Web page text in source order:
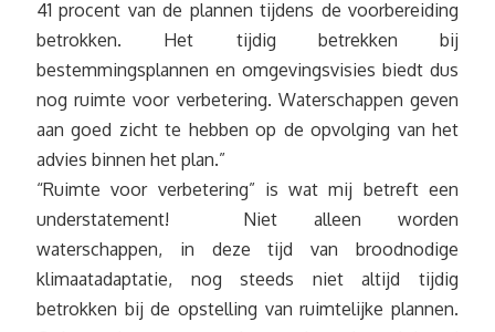
41 procent van de plannen tijdens de voorbereiding
betrokken. Het tijdig betrekken bij
bestemmingsplannen en omgevingsvisies biedt dus
nog ruimte voor verbetering. Waterschappen geven
aan goed zicht te hebben op de opvolging van het
advies binnen het plan.”
“Ruimte voor verbetering” is wat mij betreft een
understatement! Niet alleen worden
waterschappen, in deze tijd van broodnodige
klimaatadaptatie, nog steeds niet altijd tijdig
betrokken bij de opstelling van ruimtelijke plannen.